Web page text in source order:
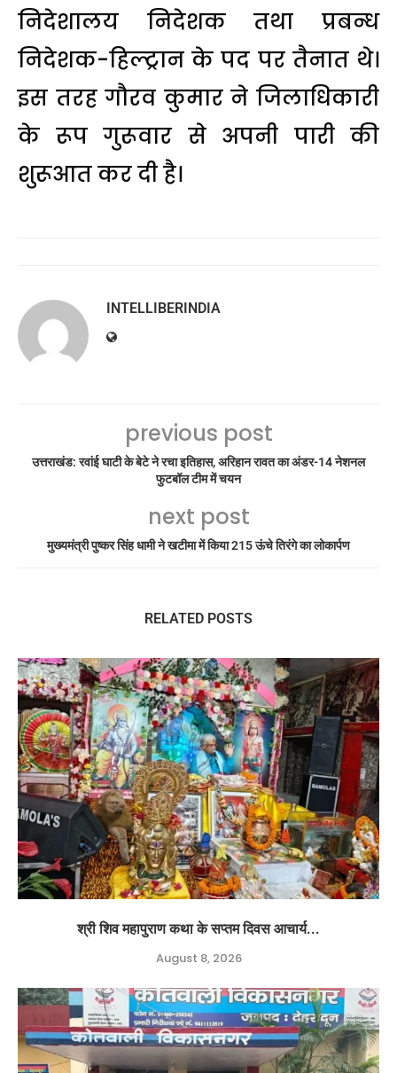
निदेशालय निदेशक तथा प्रबन्ध
निदेशक-हिल्ट्रान के पद पर तैनात थे।
इस तरह गौरव कुमार ने जिलाधिकारी
के रूप गुरूवार से अपनी पारी की
शुरूआत कर दी है।
INTELLIBERINDIA
previous post
उत्तराखंड: रवांई घाटी के बेटे ने रचा इतिहास, अरिहान रावत का अंडर-14 नेशनल
फुटबॉल टीम में चयन
next post
मुख्यमंत्री पुष्कर सिंह धामी ने खटीमा में किया 215 ऊंचे तिरंगे का लोकार्पण
RELATED POSTS
श्री शिव महापुराण कथा के सप्तम दिवस आचार्य...
August 8, 2026